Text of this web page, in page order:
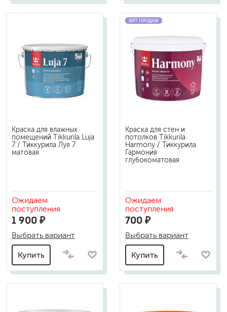
Краска для влажных
помещений Tikkurila Luja
7 / Тиккурила Луя 7
матовая
Ожидаем
поступления
1 900 ₽
Выбрать вариант
Купить
ХИТ ПРОДАЖ
Краска для стен и
потолков Tikkurila
Harmony / Тиккурила
Гармония
глубокоматовая
Ожидаем
поступления
700 ₽
Выбрать вариант
Купить